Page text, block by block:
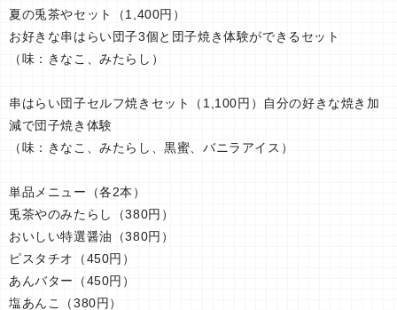
夏の兎茶やセット（1,400円）
お好きな串はらい団子3個と団子焼き体験ができるセット
（味：きなこ、みたらし）
串はらい団子セルフ焼きセット（1,100円）自分の好きな焼き加
減で団子焼き体験
（味：きなこ、みたらし、黒蜜、バニラアイス）
単品メニュー（各2本）
兎茶やのみたらし（380円）
おいしい特選醤油（380円）
ピスタチオ（450円）
あんバター（450円）
塩あんこ（380円）